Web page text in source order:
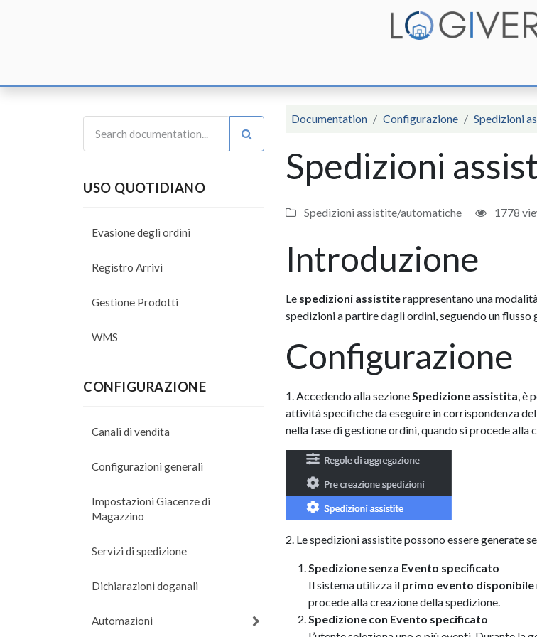
USO QUOTIDIANO
Evasione degli ordini
Registro Arrivi
Gestione Prodotti
WMS
CONFIGURAZIONE
Canali di vendita
Configurazioni generali
Impostazioni Giacenze di
Magazzino
Servizi di spedizione
Dichiarazioni doganali
Automazioni
Documentation Configurazione Spedizioni
Spedizioni
Spedizioni assistite/automatiche 1778
Introduzione
Le spedizioni assistiterappresentano una
spedizioni a partire dagli ordini, seguendo un flusso
Configurazione
1. Accedendo alla sezioneSpedizione assistita, è
attività specifiche da eseguire in corrispondenza
nella fase di gestione ordini, quando si procede alla
2. Le spedizioni assistite possono essere generate
Spedizione senza Evento specificato
Il sistema utilizza il primo evento disponibile
procede alla creazione della spedizione.
Spedizione con Evento specificato